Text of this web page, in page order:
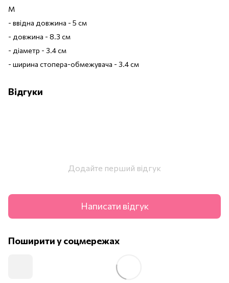
M
- ввідна довжина - 5 см
- довжина - 8.3 см
- діаметр - 3.4 см
- ширина стопера-обмежувача - 3.4 см
Відгуки
Додайте перший відгук
Написати відгук
Поширити у соцмережах